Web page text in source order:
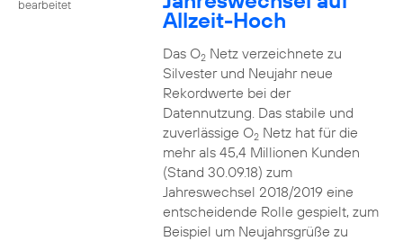
bearbeitet
Allzeit-Hoch
Das O2Netz verzeichnete zu
Silvester und Neujahr neue
Rekordwerte bei der
Datennutzung. Das stabile und
zuverlässige O2Netz hat für die
mehr als 45,4 Millionen Kunden
(Stand 30.09.18) zum
Jahreswechsel 2018/2019 eine
entscheidende Rolle gespielt, zum
Beispiel um Neujahrsgrüße zu